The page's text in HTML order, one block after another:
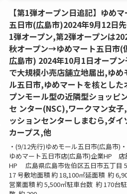
【第1弾オープン日追記】ゆめマ
五日市(広島市)2024年9月12日
1弾オープン,第2弾オープンは
秋オープン→ゆめマート五日市(
広島市) 2024年10月1日オープ
で大規模小売店舗立地届出,ゆめ
ル五日市,ゆめマートを核とした
プンモール型の近隣型ショッピ
セ ンター(NSC),ワークマン女子
ッションセンターしまむら,ダイ
カープス,他
・(9/12先行)ゆめモール五日市(広島市)
ゆめマート五日市店(広島市)企業HP 店
HP 広島県広島市佐伯区五日市五丁目
17 号敷地面積 約 18,100㎡延面積 約
営業面積 約 5,500㎡駐車台数 約 170台